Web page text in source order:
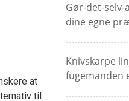
at
til
Gør-det-selv-
dine egne
Knivskarpe
fugemanden